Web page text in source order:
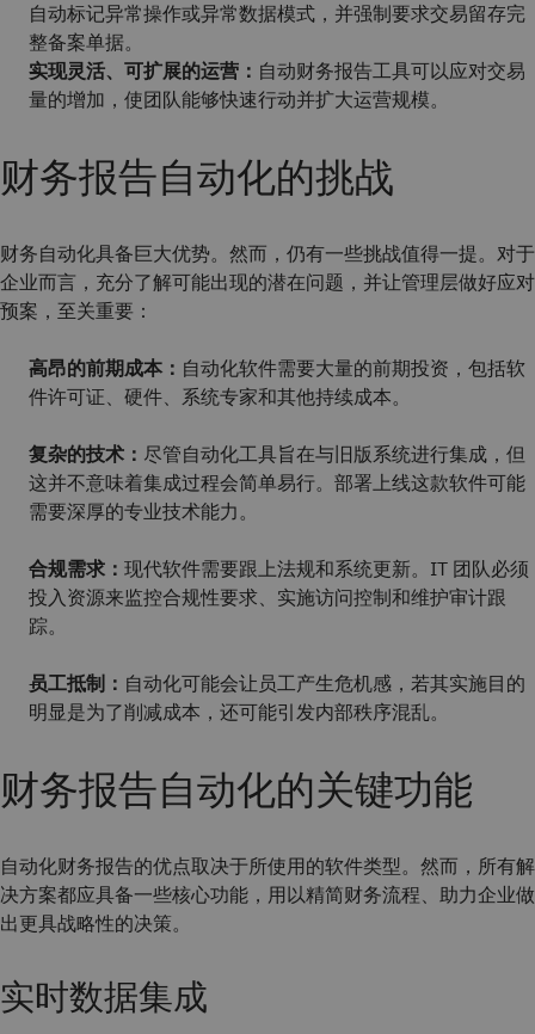
自动标记异常操作或异常数据模式，并强制要求交易留存完
整备案单据。
实现灵活、可扩展的运营： 自动财务报告工具可以应对交易
量的增加，使团队能够快速行动并扩大运营规模。
财务报告自动化的挑战
财务自动化具备巨大优势。然而，仍有一些挑战值得一提。对于
企业而言，充分了解可能出现的潜在问题，并让管理层做好应对
预案，至关重要：
高昂的前期成本： 自动化软件需要大量的前期投资，包括软
件许可证、硬件、系统专家和其他持续成本。
复杂的技术： 尽管自动化工具旨在与旧版系统进行集成，但
这并不意味着集成过程会简单易行。部署上线这款软件可能
需要深厚的专业技术能力。
合规需求： 现代软件需要跟上法规和系统更新。IT 团队必须
投入资源来监控合规性要求、实施访问控制和维护审计跟
踪。
员工抵制： 自动化可能会让员工产生危机感，若其实施目的
明显是为了削减成本，还可能引发内部秩序混乱。
财务报告自动化的关键功能
自动化财务报告的优点取决于所使用的软件类型。然而，所有解
决方案都应具备一些核心功能，用以精简财务流程、助力企业做
出更具战略性的决策。
实时数据集成